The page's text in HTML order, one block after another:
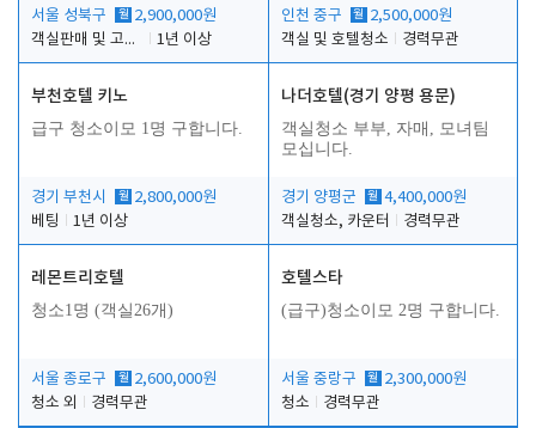
서울 성북구 월 2,900,000원
객실판매 및 고객응대
1년 이상
인천 중구 월 2,500,000원
객실 및 호텔청소
경력무관
부천호텔 키노
급구 청소이모 1명 구합니다.
경기 부천시 월 2,800,000원
베팅
1년 이상
나더호텔(경기 양평 용문)
객실청소 부부, 자매, 모녀팀
모십니다.
경기 양평군 월 4,400,000원
객실청소, 카운터
경력무관
레몬트리호텔
청소1명 (객실26개)
서울 종로구 월 2,600,000원
청소 외
경력무관
호텔스타
(급구)청소이모 2명 구합니다.
서울 중랑구 월 2,300,000원
청소
경력무관